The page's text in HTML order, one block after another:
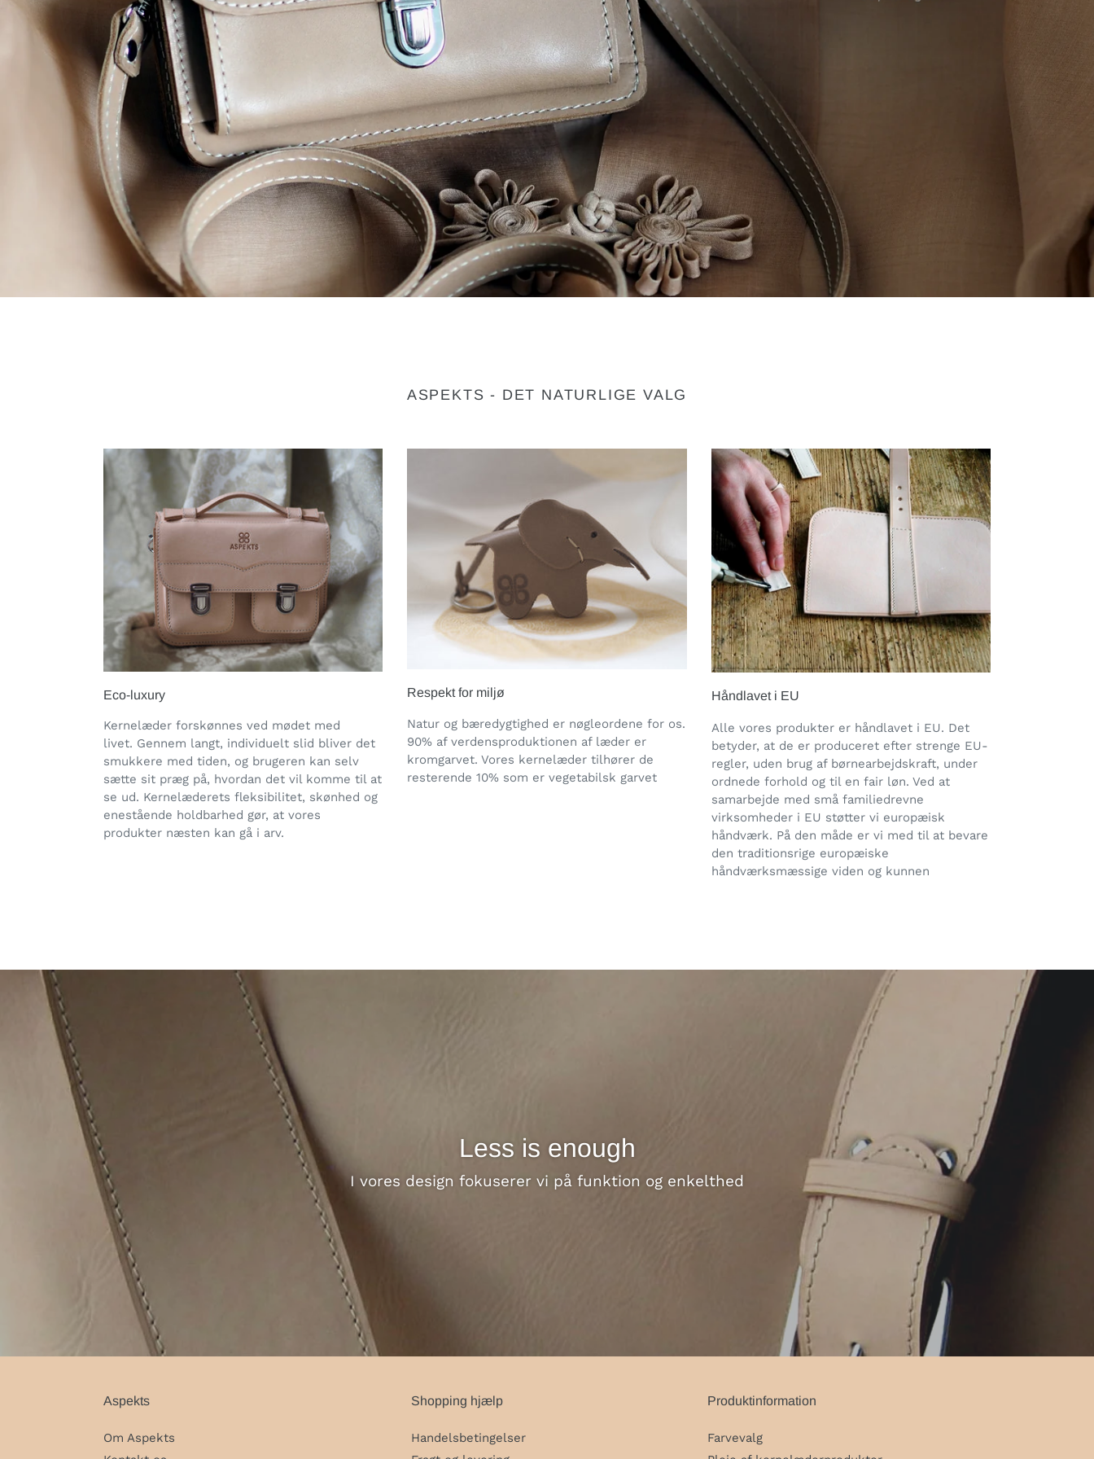
ASPEKTS - DET NATURLIGE VALG
Eco-luxury
Kernelæder forskønnes ved mødet med
livet. Gennem langt, individuelt slid bliver det
smukkere med tiden, og brugeren kan selv
sætte sit præg på, hvordan det vil komme til at
se ud. Kernelæderets fleksibilitet, skønhed og
enestående holdbarhed gør, at vores
produkter næsten kan gå i arv.
Respekt for miljø
Natur og bæredygtighed er nøgleordene for os.
90% af verdensproduktionen af læder er
kromgarvet. Vores kernelæder tilhører de
resterende 10% som er vegetabilsk garvet
Håndlavet i EU
Alle vores produkter er håndlavet i EU. Det
betyder, at de er produceret efter strenge EU-
regler, uden brug af børnearbejdskraft, under
ordnede forhold og til en fair løn. Ved at
samarbejde med små familiedrevne
virksomheder i EU støtter vi europæisk
håndværk. På den måde er vi med til at bevare
den traditionsrige europæiske
håndværksmæssige viden og kunnen
Less is enough
I vores design fokuserer vi på funktion og enkelthed
Aspekts
Om Aspekts
Shopping hjælp
Handelsbetingelser
Produktinformation
Farvevalg